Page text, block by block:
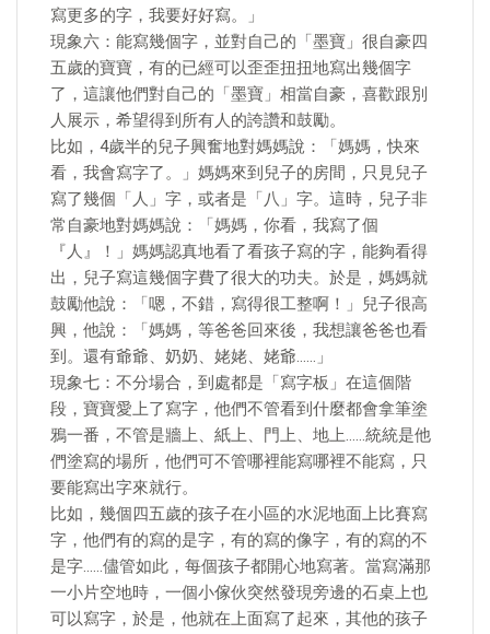
寫更多的字，我要好好寫。」
現象六：能寫幾個字，並對自己的「墨寶」很自豪四
五歲的寶寶，有的已經可以歪歪扭扭地寫出幾個字
了，這讓他們對自己的「墨寶」相當自豪，喜歡跟別
人展示，希望得到所有人的誇讚和鼓勵。
比如，4歲半的兒子興奮地對媽媽說：「媽媽，快來
看，我會寫字了。」媽媽來到兒子的房間，只見兒子
寫了幾個「人」字，或者是「八」字。這時，兒子非
常自豪地對媽媽說：「媽媽，你看，我寫了個
『人』！」媽媽認真地看了看孩子寫的字，能夠看得
出，兒子寫這幾個字費了很大的功夫。於是，媽媽就
鼓勵他說：「嗯，不錯，寫得很工整啊！」兒子很高
興，他說：「媽媽，等爸爸回來後，我想讓爸爸也看
到。還有爺爺、奶奶、姥姥、姥爺……」
現象七：不分場合，到處都是「寫字板」在這個階
段，寶寶愛上了寫字，他們不管看到什麼都會拿筆塗
鴉一番，不管是牆上、紙上、門上、地上……統統是他
們塗寫的場所，他們可不管哪裡能寫哪裡不能寫，只
要能寫出字來就行。
比如，幾個四五歲的孩子在小區的水泥地面上比賽寫
字，他們有的寫的是字，有的寫的像字，有的寫的不
是字……儘管如此，每個孩子都開心地寫著。當寫滿那
一小片空地時，一個小傢伙突然發現旁邊的石桌上也
可以寫字，於是，他就在上面寫了起來，其他的孩子